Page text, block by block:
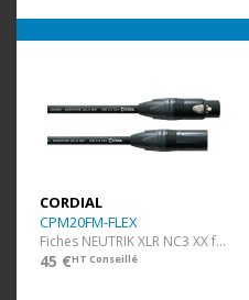
CORDIAL
CPM20FM-FLEX
Fiches NEUTRIK XLR NC3 XX f/m - ultra flexible - 20 m
45 €HT Conseillé